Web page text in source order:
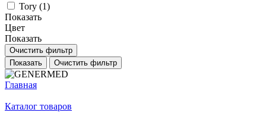
Tory (1)
Показать
Цвет
Показать
Очистить фильтр
Показать
Очистить фильтр
Главная
Каталог товаров